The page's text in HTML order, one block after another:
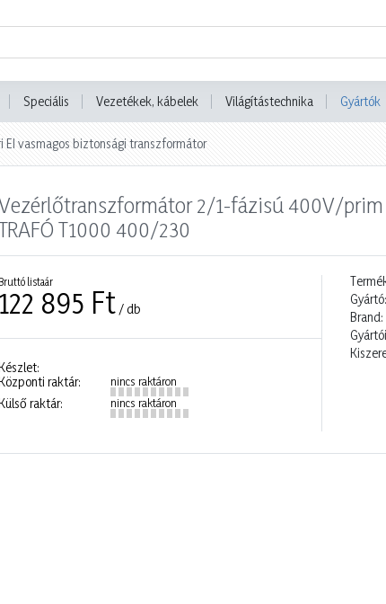
Speciális Vezetékek, kábelek Világítástechnika Gyártók
EI vasmagos biztonsági transzformátor
2/1-fázisú 400V/prim
T1000 400/230
Bruttó listaár
122 895 Ft / db
raktár:
nincs raktáron
raktár: nincs raktáron
Gyártó:
Brand: